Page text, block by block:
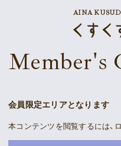
AINA
Schedule
Discography
Member's
会員限定エリアとなります
本コンテンツを閲覧するには、